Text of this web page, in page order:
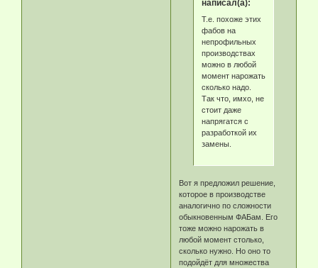
написал(а):
Т.е. похоже этих
фабов на
непрофильных
производствах
можно в любой
момент нарожать
сколько надо.
Так что, имхо, не
стоит даже
напрягатся с
разработкой их
замены.
Вот я предложил решение,
которое в производстве
аналогично по сложности
обыкновенным ФАБам. Его
тоже можно нарожать в
любой момент столько,
сколько нужно. Но оно то
подойдёт для множества